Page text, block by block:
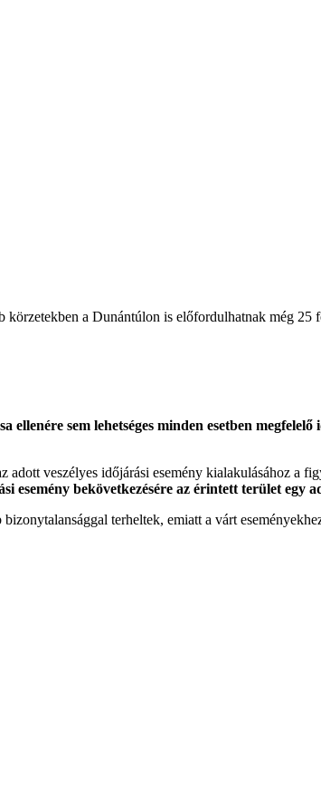
körzetekben a Dunántúlon is előfordulhatnak még 25
sem lehetséges minden esetben megfelelő
veszélyes időjárási esemény kialakulásához a
esemény bekövetkezésére az érintett terület egy
terheltek, emiatt a várt